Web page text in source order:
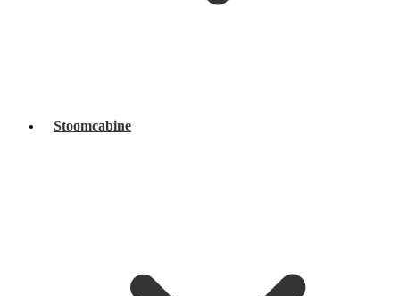
Stoomcabine